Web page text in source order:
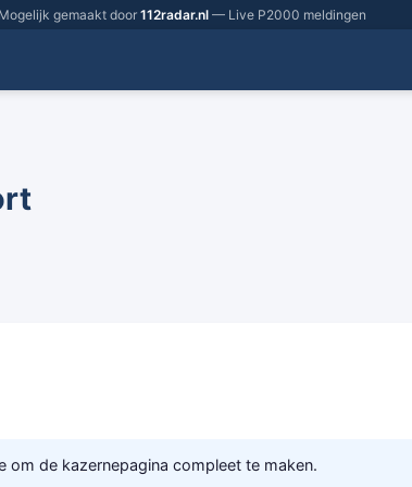
Mogelijk gemaakt door 112radar.nl— Live P2000 meldingen
om de kazernepagina compleet te maken.